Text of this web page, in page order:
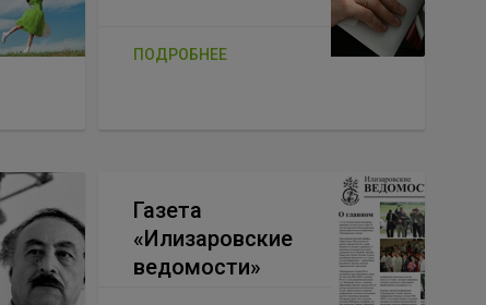
ПОДРОБНЕЕ
Газета
«Илизаровские
ведомости»